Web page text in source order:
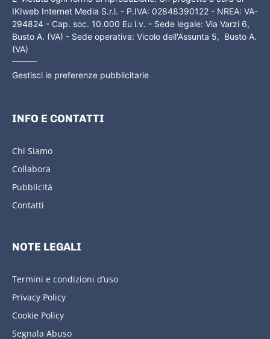
IKIweb Internet Media S.r.l. - P.IVA: 02848390122 - NREA: VA-
294824 - Cap. soc. 10.000 Eu i.v. - Sede legale: Via Varzi 6,
Busto A. (VA) - Sede operativa: Vicolo dell'Assunta 5, Busto A.
(VA)
Gestisci le preferenze pubblicitarie
INFO E CONTATTI
Chi Siamo
Collabora
Pubblicità
Contatti
NOTE LEGALI
Termini e condizioni d’uso
Privacy Policy
Cookie Policy
Segnala Abuso